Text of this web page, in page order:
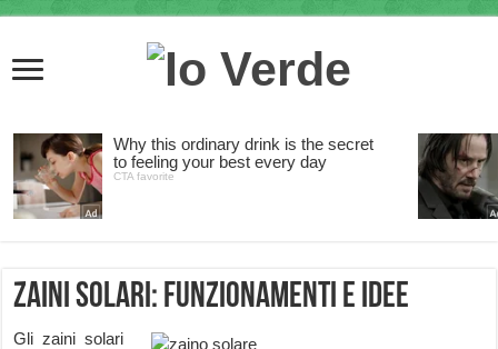
Zaini solari: funzionamenti e idee
Gli zaini solari